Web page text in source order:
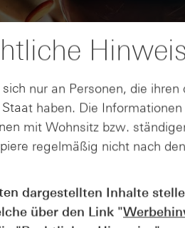
Wie lange bleibt
Rekordlaune? -
07.08.26
nur an Personen, die
haben. Die
mit Wohnsitz bzw.
regelmäßig nicht nach
dargestellten Inhalte
über den Link "